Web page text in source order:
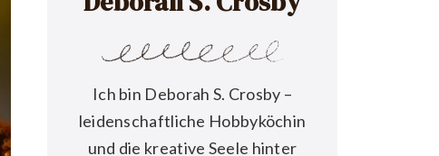
Ich bin Deborah S. Crosby –
leidenschaftliche Hobbyköchin
und die kreative Seele hinter